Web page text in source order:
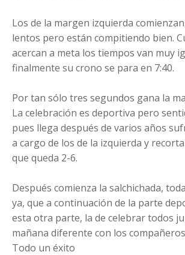
Los de la margen izquierda
lentos pero están compitiendo bien.
acercan a meta los tiempos van muy
finalmente su crono se para en 7:40.
Por tan sólo tres segundos gana la
La celebración es deportiva pero
pues llega después de varios años
a cargo de los de la izquierda y
que queda 2-6.
Después comienza la salchichada,
ya, que a continuación de la parte
esta otra parte, la de celebrar todos
mañana diferente con los
Todo un éxito